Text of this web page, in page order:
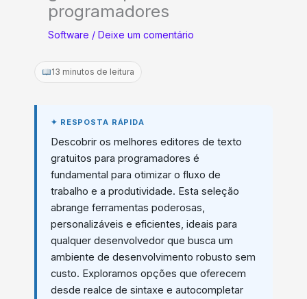
programadores
Software / Deixe um comentário
13 minutos de leitura
Descobrir os melhores editores de texto
gratuitos para programadores é
fundamental para otimizar o fluxo de
trabalho e a produtividade. Esta seleção
abrange ferramentas poderosas,
personalizáveis e eficientes, ideais para
qualquer desenvolvedor que busca um
ambiente de desenvolvimento robusto sem
custo. Exploramos opções que oferecem
desde realce de sintaxe e autocompletar